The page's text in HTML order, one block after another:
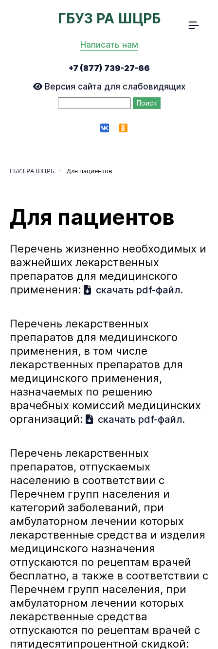
ГБУЗ РА ШЦРБ
Написать нам
+7 (877) 739-27-66
Версия сайта для слабовидящих
vk ok
ГБУЗ РА ШЦРБ Для пациентов
Для пациентов
Перечень жизненно необходимых и
важнейших лекарственных
препаратов для медицинского
применения:
скачать pdf-файл.
Перечень лекарственных
препаратов для медицинского
применения, в том числе
лекарственных препаратов для
медицинского применения,
назначаемых по решению
врачебных комиссий медицинских
организаций:
скачать pdf-файл.
Перечень лекарственных
препаратов, отпускаемых
населению в соответствии с
Перечнем групп населения и
категорий заболеваний, при
амбулаторном лечении которых
лекарственные средства и изделия
медицинского назначения
отпускаются по рецептам врачей
бесплатно, а также в соответствии с
Перечнем групп населения, при
амбулаторном лечении которых
лекарственные средства
отпускаются по рецептам врачей с
пятидесятипроцентной скидкой: